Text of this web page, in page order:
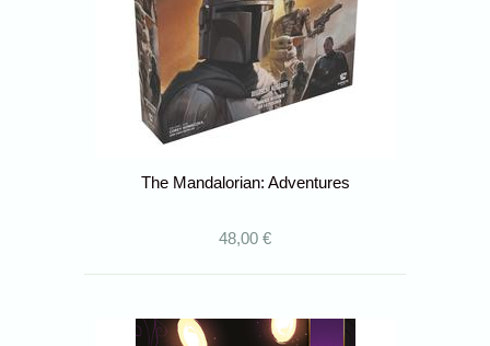
The Mandalorian: Adventures
48,00 €